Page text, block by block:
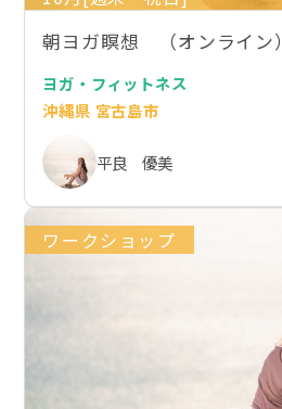
朝ヨガ瞑想 （オンライン）
ヨガ・フィットネス
沖縄県 宮古島市
平良 優美
ワークショップ